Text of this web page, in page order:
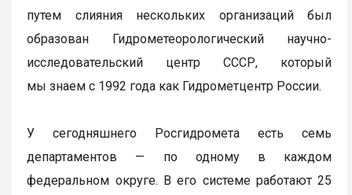
путем слияния нескольких организаций был
образован Гидрометеорологический научно-
исследовательский центр СССР, который
мы знаем с 1992 года как Гидрометцентр России.
У сегодняшнего Росгидромета есть семь
департаментов — по одному в каждом
федеральном округе. В его системе работают 25